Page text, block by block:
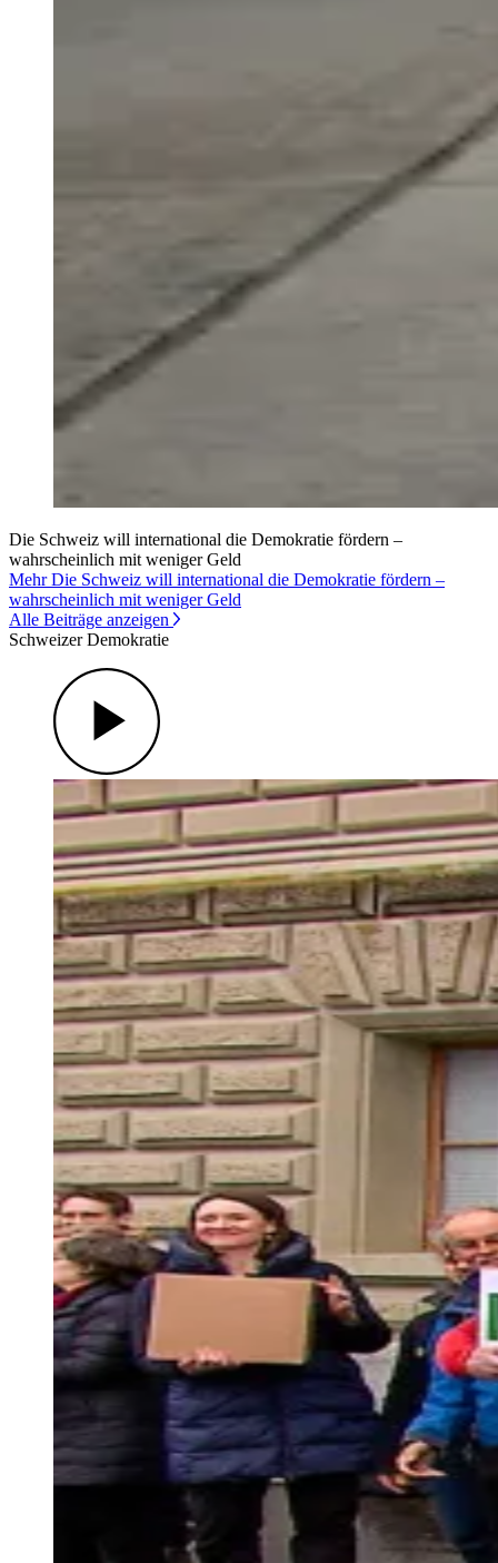
Die Schweiz will international die Demokratie fördern –
wahrscheinlich mit weniger Geld
Mehr Die Schweiz will international die Demokratie fördern –
wahrscheinlich mit weniger Geld
Alle Beiträge anzeigen
Schweizer Demokratie